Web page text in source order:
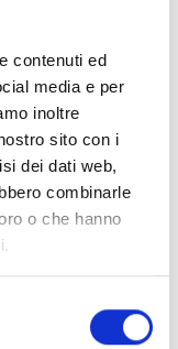
contenuti ed
media e per
inoltre
sito con i
dei dati web,
combinarle
o che hanno
in contatto il
ogni età attraverso
per i più piccoli.
nuove frontiere
vasto pubblico,
un successo
in tutta Italia sui
partecipa
, per